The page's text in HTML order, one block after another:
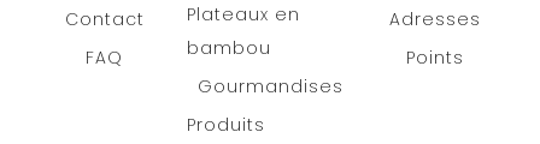
Contact
FAQ
Plateaux en
bambou
Gourmandises
Produits
Adresses
Points